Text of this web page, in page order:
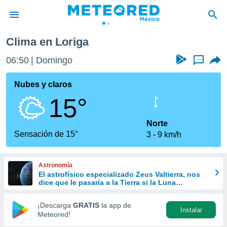
de
ha sido
calidad.
a este
las
y
forma
digital
basada
Clima en Loriga
06:50 Domingo ...
Nubes y claros
15°
Sensación de 15°
Norte
3
9 km/h
Astronomía
El astrofísico especializado Zeus Valtierra, nos
dice que le pasaría a la Tierra si la Luna
¡Descarga GRATIS la app de
Meteored!
Instalar